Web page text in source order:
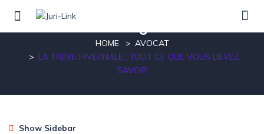
HOME
AVOCAT
LA TRÊVE HIVERNALE : TOUT CE QUE VOUS DEVEZ
SAVOIR
Show Sidebar